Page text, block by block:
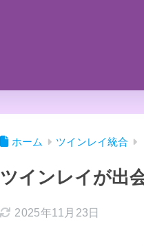
ホーム ツインレイ統合
ツインレイが出
2025年11月23日